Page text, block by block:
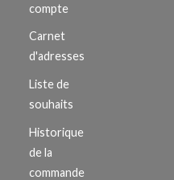
compte
Carnet
d'adresses
Liste de
souhaits
Historique
de la
commande